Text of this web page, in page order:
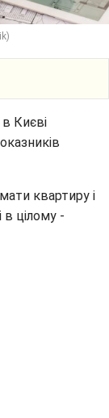
Києві
квартиру і
цілому -